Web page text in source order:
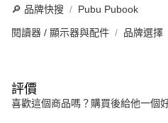
🔎 品牌快搜 Pubu Pubook
閱讀器 / 顯示器與配件 品牌選擇
評價
喜歡這個商品嗎？購買後給他一個